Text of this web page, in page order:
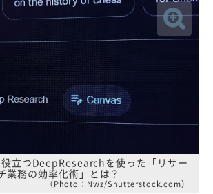
立つDeepResearchを使った「リサー
業務の効率化術」とは？
（Photo：Nwz/Shutterstock.com）